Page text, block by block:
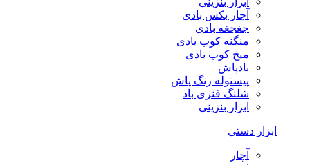
آچار بکس بادی
جغجغه بادی
منگنه کوب بادی
میخ کوب بادی
بادپاش
پیستوله رنگ پاش
شلنگ فنری باد
ابزار بنزینی
ابزار دستی
آچار